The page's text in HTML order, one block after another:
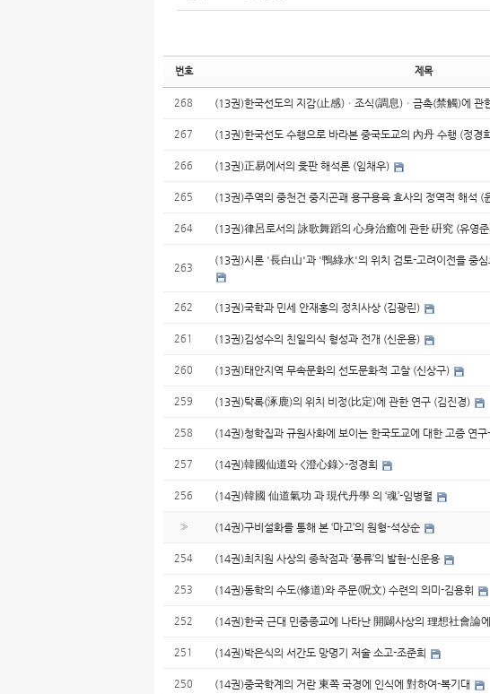
번호 제목
268 (13권)한국선도의 지감(止感)ㆍ조식(調息)ㆍ금촉(禁觸)에 관
267 (13권)한국선도 수행으로 바라본 중국도교의 內丹 수행 (정경
266 (13권)正易에서의 윷판 해석론 (임채우)
265 (13권)주역의 중천건 중지곤괘 용구용육 효사의 정역적 해석 (
264 (13권)律呂로서의 詠歌舞蹈의 心身治癒에 관한 硏究 (유영
263
(13권)시론 '長白山'과 '鴨綠水'의 위치 검토-고려이전을 중
262 (13권)국학과 민세 안재홍의 정치사상 (김광린)
261 (13권)김성수의 친일의식 형성과 전개 (신운용)
260 (13권)태안지역 무속문화의 선도문화적 고찰 (신상구)
259 (13권)탁록(涿鹿)의 위치 비정(比定)에 관한 연구 (김진경)
258 (14권)청학집과 규원사화에 보이는 한국도교에 대한 고증 연구
257 (14권)韓國仙道와 <澄心錄>-정경희
256 (14권)韓國 仙道氣功 과 現代丹學 의 ‘魂’-임병렬
» (14권)구비설화를 통해 본 ‘마고’의 원형-석상순
254 (14권)최치원 사상의 종착점과 ‘풍류’의 발현-신운용
253 (14권)동학의 수도(修道)와 주문(呪文) 수련의 의미-김용휘
252 (14권)한국 근대 민중종교에 나타난 開闢사상의 理想社會論
251 (14권)박은식의 서간도 망명기 저술 소고-조준희
250 (14권)중국학계의 거란 東쪽 국경에 인식에 對하여-복기대